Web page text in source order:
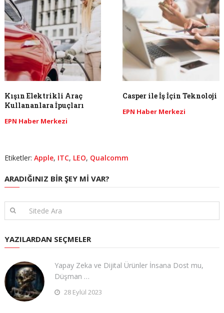
Kışın Elektrikli Araç
Kullananlara İpuçları
EPN Haber Merkezi
Casper ile İş İçin Teknoloji
EPN Haber Merkezi
Etiketler: Apple, ITC, LEO, Qualcomm
ARADIĞINIZ BIR ŞEY MI VAR?
YAZILARDAN SEÇMELER
Yapay Zeka ve Dijital Ürünler İnsana Dost mu,
Düşman …
28 Eylül 2023